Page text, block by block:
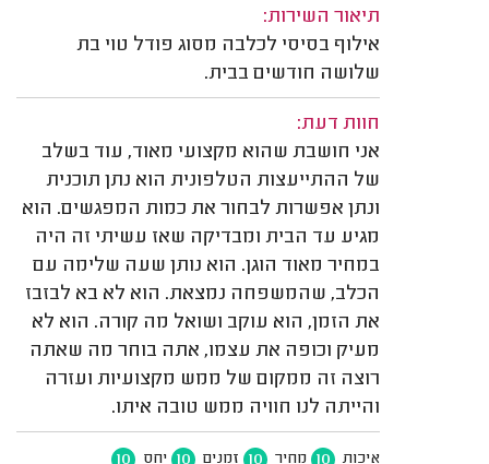
תיאור השירות:
אילוף בסיסי לכלבה מסוג פודל טוי בת
שלושה חודשים בבית.
חוות דעת:
אני חושבת שהוא מקצועי מאוד, עוד בשלב
של ההתייעצות הטלפונית הוא נתן תוכנית
ונתן אפשרות לבחור את כמות המפגשים. הוא
מגיע עד הבית ומבדיקה שאז עשיתי זה היה
במחיר מאוד הוגן. הוא נותן שעה שלימה עם
הכלב, שהמשפחה נמצאת. הוא לא בא לבזבז
את הזמן, הוא עוקב ושואל מה קורה. הוא לא
מעיק וכופה את עצמו, אתה בוחר מה שאתה
רוצה זה ממקום של ממש מקצועיות ועזרה
והייתה לנו חוויה ממש טובה איתו.
איכות 10 מחיר 10 זמנים 10 יחס 10